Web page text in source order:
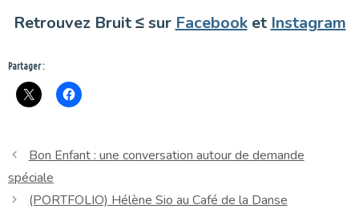
Retrouvez Bruit ≤ sur Facebooket Instagram
Partager :
Bon Enfant : une conversation autour de demande
spéciale
(PORTFOLIO) Hélène Sio au Café de la Danse